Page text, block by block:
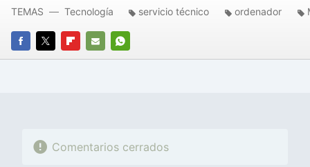
FACEBOOK
TWITTERFLIPBOARD
E-
WHATSAPP
TEMAS Tecnología servicio técnico ordenador
Comentarios cerrados